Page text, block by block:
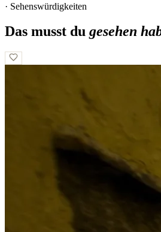
· Sehenswürdigkeiten
Das musst du gesehen